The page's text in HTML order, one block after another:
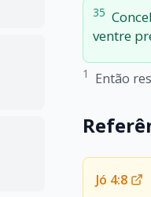
35
ventre
1 Então
Jó 4:8